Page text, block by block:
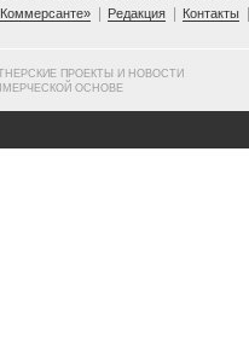
Редакция Контакты
ПРОЕКТЫ И НОВОСТИ
ОСНОВЕ